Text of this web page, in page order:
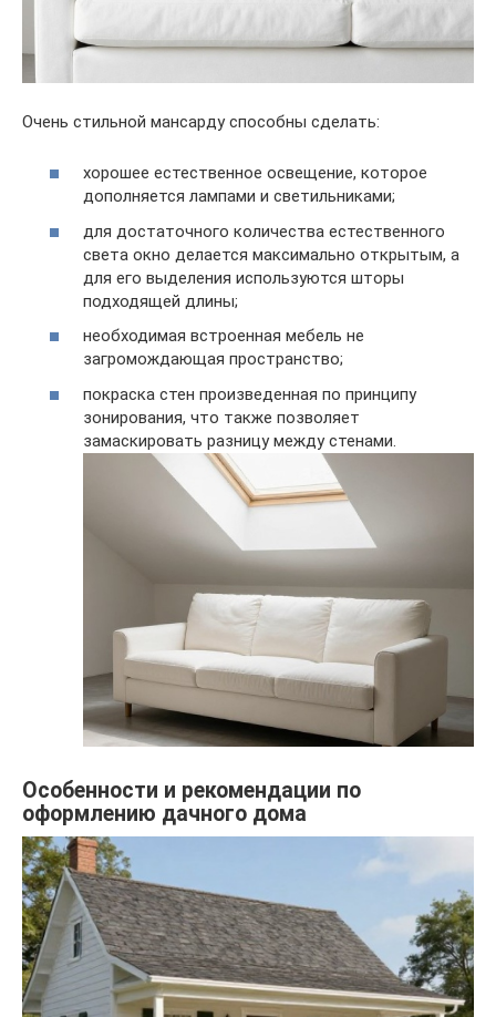
Очень стильной мансарду способны сделать:
хорошее естественное освещение, которое
дополняется лампами и светильниками;
для достаточного количества естественного
света окно делается максимально открытым, а
для его выделения используются шторы
подходящей длины;
необходимая встроенная мебель не
загромождающая пространство;
покраска стен произведенная по принципу
зонирования, что также позволяет
замаскировать разницу между стенами.
Особенности и рекомендации по
оформлению дачного дома